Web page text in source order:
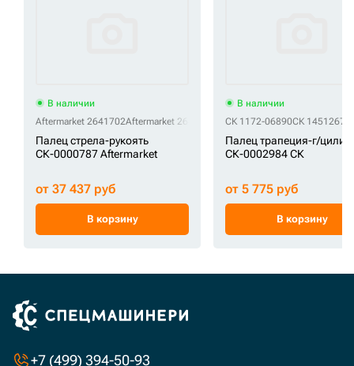
В наличии
Aftermarket 2641702Aftermarket 264-1702
Палец стрела-рукоять
СК-0000787 Aftermarket
от 37 437 руб
В корзину
В наличии
СК 1172-06890СК 14512678
Палец трапеция-г/
СК-0002984 СК
от 5 775 руб
В корзину
+7 (499) 394-50-93